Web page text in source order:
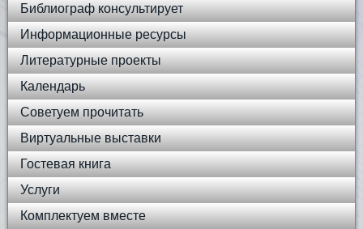
Библиограф консультирует
Информационные ресурсы
Литературные проекты
Календарь
Советуем прочитать
Виртуальные выставки
Гостевая книга
Услуги
Комплектуем вместе